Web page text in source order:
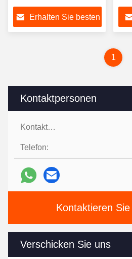
Kontaktpersonen
Kontaktpersonen:
Telefon:
Kontaktieren
Verschicken Sie uns
Metall
Erhalten Sie besten
1